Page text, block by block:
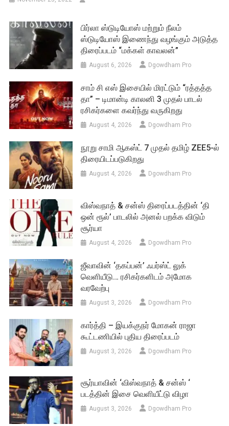
பிர்லா ஸ்டுடியோஸ் மற்றும் நீலம்
ஸ்டுடியோஸ் இணைந்து வழங்கும் அடுத்த
திரைப்படம் “மக்கள் காவலன்”
August 6, 2026 Dgowdham Pro
சாம் சி எஸ் இசையில் மிரட்டும் “ரத்தத்த
தா” – டிமான்டி காலனி 3 முதல் பாடல்
ரசிகர்களை கவர்ந்து வருகிறது
August 4, 2026 Dgowdham Pro
நூறு சாமி ஆகஸ்ட் 7 முதல் தமிழ் ZEE5-ல்
திரையிடப்படுகிறது
August 4, 2026 Dgowdham Pro
விஸ்வநாத் & சன்ஸ் திரைப்படத்தின் ‘தி
ஒன் ரூல்’ பாடலில் அனல் பறக்க விடும்
சூர்யா
August 4, 2026 Dgowdham Pro
ஜீவாவின் ‘தகப்பன்’ ஃபர்ஸ்ட் லுக்
வெளியீடு… ரசிகர்களிடம் அமோக
வரவேற்பு
August 3, 2026 Dgowdham Pro
கார்த்தி – இயக்குநர் மோகன் ராஜா
கூட்டணியில் புதிய திரைப்படம்
August 3, 2026 Dgowdham Pro
சூர்யாவின் ‘விஸ்வநாத் & சன்ஸ் ‘
படத்தின் இசை வெளியீட்டு விழா
August 3, 2026 Dgowdham Pro